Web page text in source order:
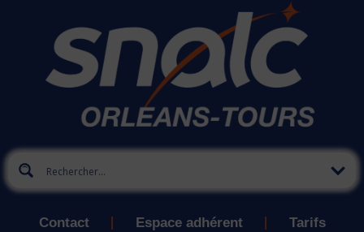
Contact Espace adhérent Tarifs